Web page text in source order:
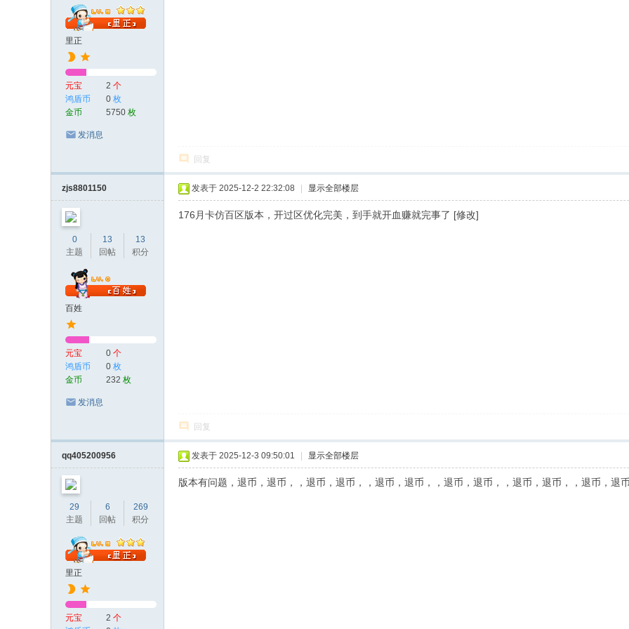
里正
元宝 2 个
鸿盾币
0 枚
金币
5750 枚
发消息
回复
zjs8801150
0
主题
13
回帖
13
积分
百姓
元宝 0 个
鸿盾币
0 枚
金币
232 枚
发消息
发表于 2025-12-2 22:32:08 显示全部楼层
176月卡仿百区版本，开过区优化完美，到手就开血赚就完事了 [修改]
回复
qq405200956
29
主题
6
回帖
269
积分
里正
元宝 2 个
发表于 2025-12-3 09:50:01 显示全部楼层
版本有问题，退币，退币，，退币，退币，，退币，退币，，退币，退币，，退币，退币，，退币，退